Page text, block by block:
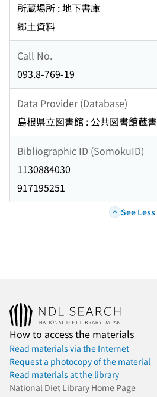
所蔵場所 : 地下書庫
郷土資料
Call No.
093.8-769-19
Data Provider (Database)
島根県立図書館 : 公共図書館蔵書
Bibliographic ID (SomokuID)
1130884030
917195251
See Less
How to access the materials
Read materials via the Internet
Request a photocopy of the material
Read materials at the library
National Diet Library Home Page